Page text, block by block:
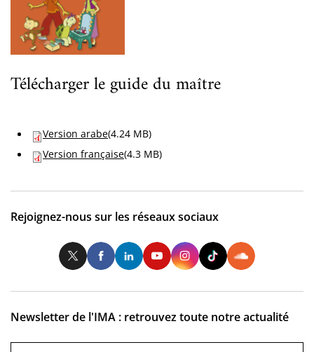
Télécharger le guide du maître
Version arabe(4.24 MB)
Version française(4.3 MB)
Rejoignez-nous sur les réseaux sociaux
TwitterFacebookLinkedInYoutubeInstagram
Newsletter de l'IMA : retrouvez toute notre actualité